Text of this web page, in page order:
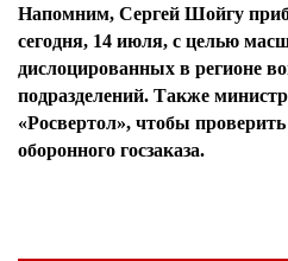
Напомним, Сергей Шойгу
сегодня, 14 июля, с целью
дислоцированных в регионе
подразделений. Также министр
«Росвертол», чтобы
оборонного госзаказа.